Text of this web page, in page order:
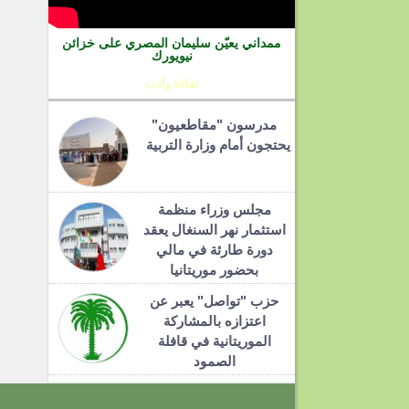
ممداني يعيّن سليمان المصري على خزائن
نيويورك
ثقافة وأدب
مدرسون "مقاطعيون"
يحتجون أمام وزارة التربية
مجلس وزراء منظمة
استثمار نهر السنغال يعقد
دورة طارئة في مالي
بحضور موريتانيا
حزب "تواصل" يعبر عن
اعتزازه بالمشاركة
الموريتانية في قافلة
الصمود